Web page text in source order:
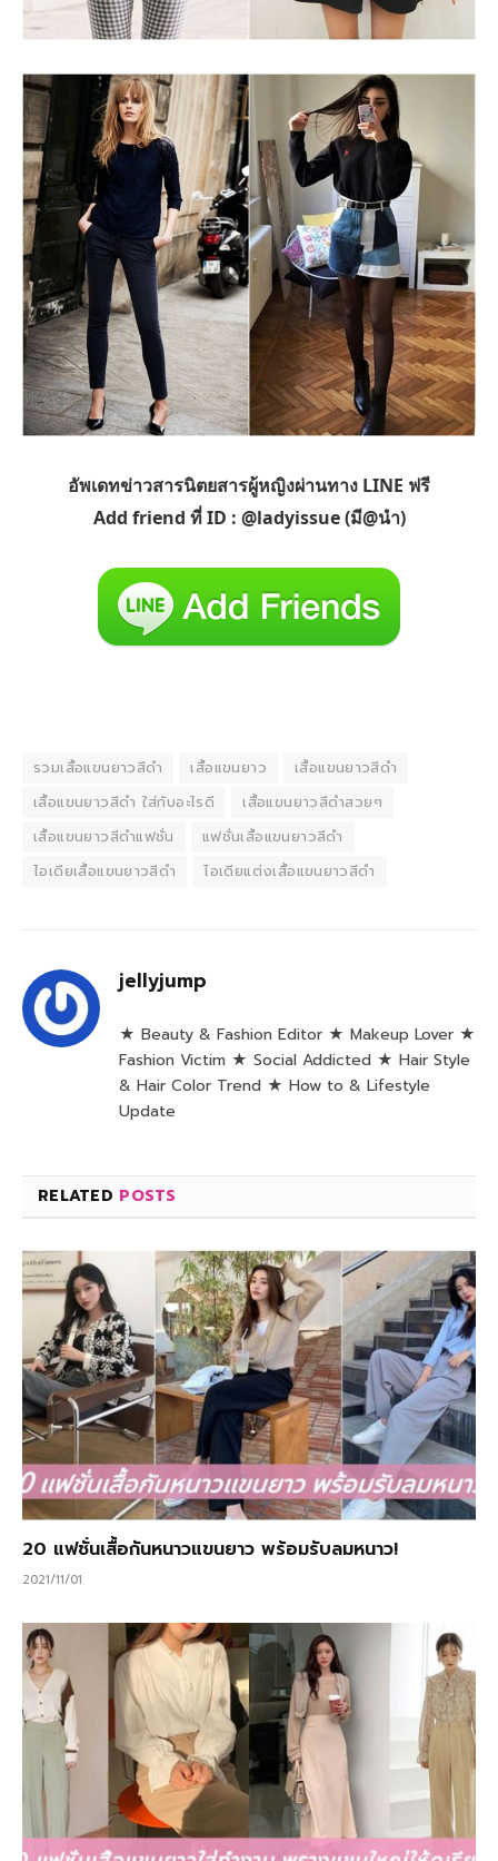
อัพเดทข่าวสารนิตยสารผู้หญิงผ่านทาง LINE ฟรี
Add friend ที่ ID : @ladyissue (มี@นำ)
รวมเสื้อแขนยาวสีดำ เสื้อแขนยาว
เสื้อแขนยาวสีดำ
เสื้อแขนยาวสีดำ ใส่กับอะไรดี
เสื้อแขนยาวสีดำสวยๆ
เสื้อแขนยาวสีดำแฟชั่น
แฟชั่นเสื้อแขนยาวสีดำ
ไอเดียเสื้อแขนยาวสีดำ
ไอเดียแต่งเสื้อแขนยาวสีดำ
jellyjump
★ Beauty & Fashion Editor ★ Makeup Lover ★
Fashion Victim ★ Social Addicted ★ Hair Style
& Hair Color Trend ★ How to & Lifestyle
Update
RELATED POSTS
20 แฟชั่นเสื้อกันหนาวแขนยาว พร้อมรับลมหนาว!
2021/11/01